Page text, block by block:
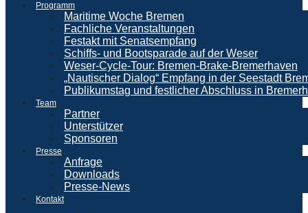
Programm
Maritime Woche Bremen
Fachliche Veranstaltungen
Festakt mit Senatsempfang
Schiffs- und Bootsparade auf der Weser
Weser-Cycle-Tour: Bremen-Brake-Bremerhaven
„Nautischer Dialog“ Empfang in der Seestadt
Publikumstag und festlicher Abschluss in
Team
Partner
Unterstützer
Sponsoren
Presse
Anfrage
Downloads
Presse-News
Kontakt